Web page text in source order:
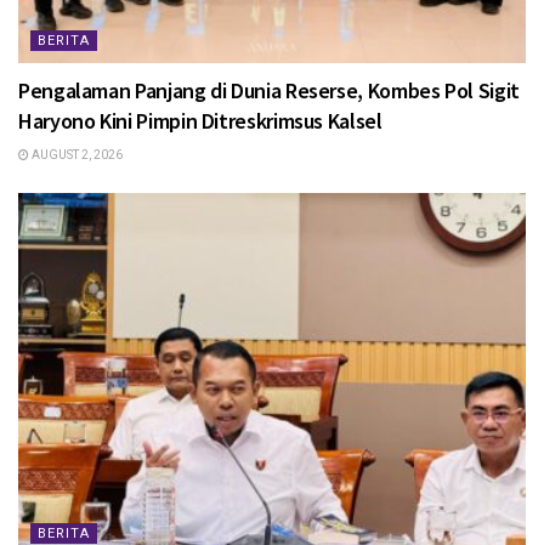
BERITA
Pengalaman Panjang di Dunia Reserse, Kombes Pol Sigit
Haryono Kini Pimpin Ditreskrimsus Kalsel
AUGUST 2, 2026
BERITA